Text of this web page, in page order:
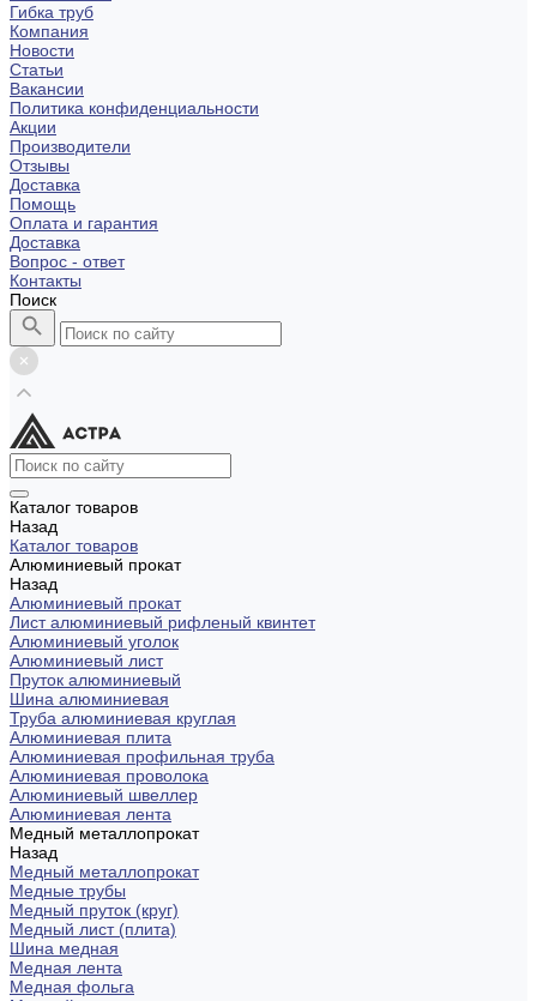
Гибка труб
Компания
Новости
Статьи
Вакансии
Политика конфиденциальности
Акции
Производители
Отзывы
Доставка
Помощь
Оплата и гарантия
Доставка
Вопрос - ответ
Контакты
Поиск
Каталог товаров
Назад
Каталог товаров
Алюминиевый прокат
Назад
Алюминиевый прокат
Лист алюминиевый рифленый квинтет
Алюминиевый уголок
Алюминиевый лист
Пруток алюминиевый
Шина алюминиевая
Труба алюминиевая круглая
Алюминиевая плита
Алюминиевая профильная труба
Алюминиевая проволока
Алюминиевый швеллер
Алюминиевая лента
Медный металлопрокат
Назад
Медный металлопрокат
Медные трубы
Медный пруток (круг)
Медный лист (плита)
Шина медная
Медная лента
Медная фольга